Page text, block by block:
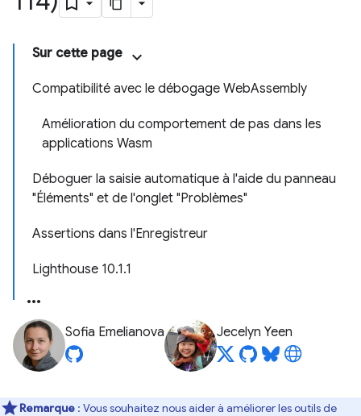
Sur cette page
Compatibilité avec le débogage WebAssembly
Amélioration du comportement de pas dans les
applications Wasm
Déboguer la saisie automatique à l'aide du panneau
"Éléments" et de l'onglet "Problèmes"
Assertions dans l'Enregistreur
Lighthouse 10.1.1
Sofia Emelianova Jecelyn Yeen
Remarque : Vous souhaitez nous aider à améliorer les outils de